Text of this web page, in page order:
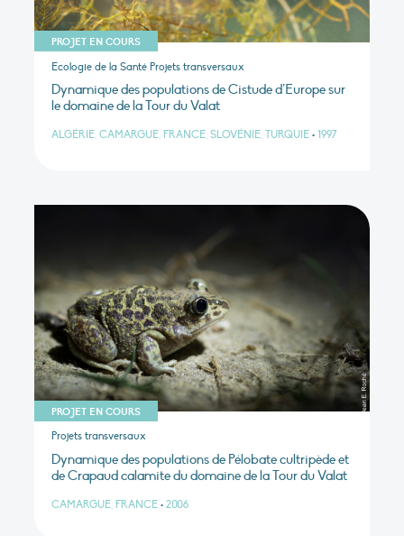
PROJET EN COURS
Ecologie de la Santé Projets transversaux
Dynamique des populations de Cistude d’Europe sur
le domaine de la Tour du Valat
ALGÉRIE, CAMARGUE, FRANCE, SLOVÉNIE, TURQUIE • 1997
PROJET EN COURS
Projets transversaux
Dynamique des populations de Pélobate cultripède et
de Crapaud calamite du domaine de la Tour du Valat
CAMARGUE, FRANCE • 2006